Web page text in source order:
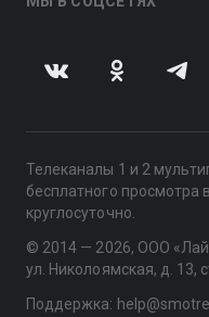
Телеканалы 1 и 2
бесплатного
круглосуточно.
© 2014 — 2026, ООО
ул. Николоямская, д. 13,
Поддержка: